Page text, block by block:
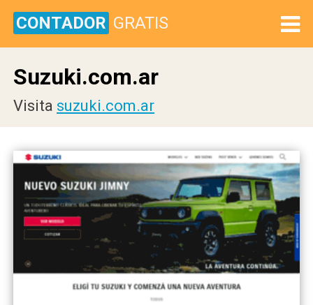
CONTADOR GRATIS
Suzuki.com.ar
Visita suzuki.com.ar